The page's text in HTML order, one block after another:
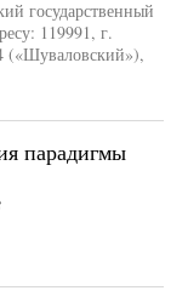
государственный
119991, г.
(«Шуваловский»),
парадигмы